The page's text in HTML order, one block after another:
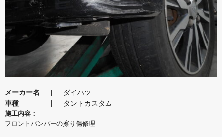
メーカー名
ダイハツ
車種
タントカスタム
施工内容：
フロントバンパーの擦り傷修理